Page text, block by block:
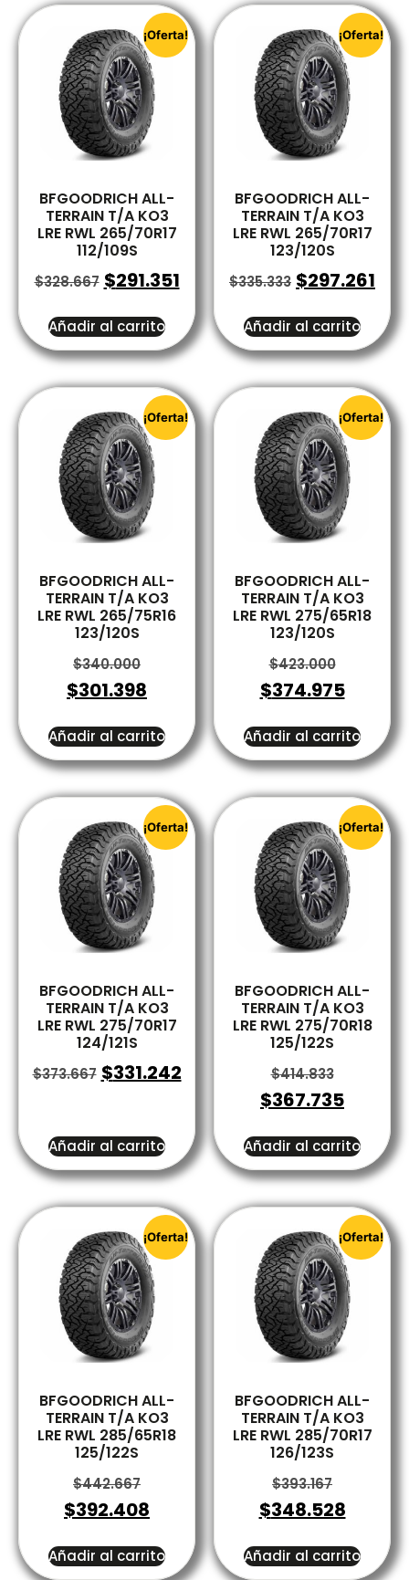
¡Oferta!
BFGOODRICH ALL-
TERRAIN T/A KO3
LRE RWL 265/70R17
112/109S
$328.667 $291.351
Añadir al carrito
¡Oferta!
BFGOODRICH ALL-
TERRAIN T/A KO3
LRE RWL 265/70R17
123/120S
$335.333 $297.261
Añadir al carrito
¡Oferta!
BFGOODRICH ALL-
TERRAIN T/A KO3
LRE RWL 265/75R16
123/120S
$340.000
$301.398
Añadir al carrito
¡Oferta!
BFGOODRICH ALL-
TERRAIN T/A KO3
LRE RWL 275/65R18
123/120S
$423.000
$374.975
Añadir al carrito
¡Oferta!
BFGOODRICH ALL-
TERRAIN T/A KO3
LRE RWL 275/70R17
124/121S
$373.667 $331.242
Añadir al carrito
¡Oferta!
BFGOODRICH ALL-
TERRAIN T/A KO3
LRE RWL 275/70R18
125/122S
$414.833
$367.735
Añadir al carrito
¡Oferta!
BFGOODRICH ALL-
TERRAIN T/A KO3
LRE RWL 285/65R18
125/122S
$442.667
$392.408
Añadir al carrito
¡Oferta!
BFGOODRICH ALL-
TERRAIN T/A KO3
LRE RWL 285/70R17
126/123S
$393.167
$348.528
Añadir al carrito